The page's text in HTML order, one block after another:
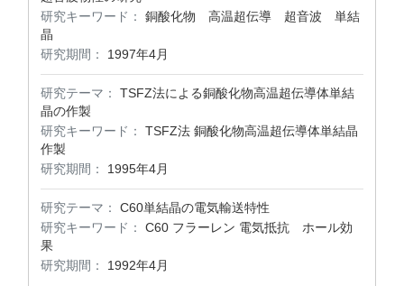
研究キーワード：
銅酸化物 高温超伝導 超音波 単結
晶
研究期間：
1997年4月
研究テーマ：
TSFZ法による銅酸化物高温超伝導体単結
晶の作製
研究キーワード：
TSFZ法 銅酸化物高温超伝導体単結晶
作製
研究期間：
1995年4月
研究テーマ：
C60単結晶の電気輸送特性
研究キーワード：
C60 フラーレン 電気抵抗 ホール効
果
研究期間：
1992年4月